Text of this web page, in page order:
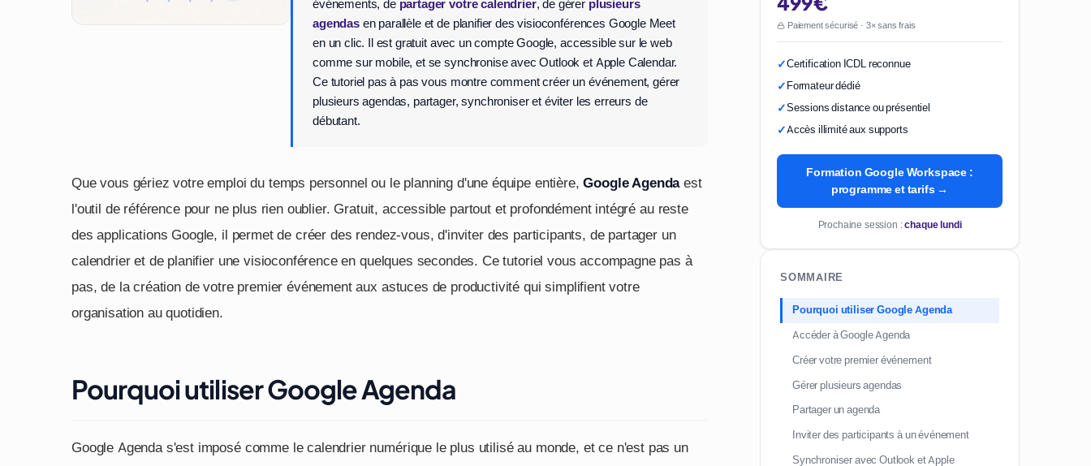
événements, de partager votre calendrier, de gérer plusieurs
agendasen parallèle et de planifier des visioconférences Google Meet
en un clic. Il est gratuit avec un compte Google, accessible sur le web
comme sur mobile, et se synchronise avec Outlook et Apple Calendar.
Ce tutoriel pas à pas vous montre comment créer un événement, gérer
plusieurs agendas, partager, synchroniser et éviter les erreurs de
débutant.
Que vous gériez votre emploi du temps personnel ou le planning d'une équipe entière,Google Agendaest
l'outil de référence pour ne plus rien oublier. Gratuit, accessible partout et profondément intégré au reste
des applications Google, il permet de créer des rendez-vous, d'inviter des participants, de partager un
calendrier et de planifier une visioconférence en quelques secondes. Ce tutoriel vous accompagne pas à
pas, de la création de votre premier événement aux astuces de productivité qui simplifient votre
organisation au quotidien.
Pourquoi utiliser Google Agenda
Google Agenda s'est imposé comme le calendrier numérique le plus utilisé au monde, et ce n'est pas un
Paiement sécurisé · 3× sans frais
Certification ICDL reconnue
Formateur dédié
Sessions distance ou présentiel
Accès illimité aux supports
Formation Google Workspace :
programme et tarifs →
Prochaine session :chaque lundi
SOMMAIRE
Pourquoi utiliser Google Agenda
Accéder à Google Agenda
Créer votre premier événement
Gérer plusieurs agendas
Partager un agenda
Inviter des participants à un événement
Synchroniser avec Outlook et Apple